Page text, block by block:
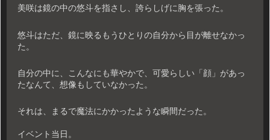
美咲は鏡の中の悠斗を指さし、誇らしげに胸を張った。
悠斗はただ、鏡に映るもうひとりの自分から目が離せなかっ
た。
自分の中に、こんなにも華やかで、可愛らしい「顔」があっ
たなんて、想像もしていなかった。
それは、まるで魔法にかかったような瞬間だった。
イベント当日。